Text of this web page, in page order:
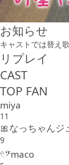
お知らせ
キャストでは替え
リプレイ
CAST
TOP FAN
miya
11
🎀なっちゃん
9
𓏲𝄢maco